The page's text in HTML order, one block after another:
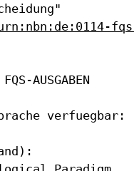
AUSGABEN
verfuegbar: